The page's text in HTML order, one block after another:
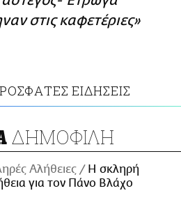
στις καφετέριες»
ΕΙΔΗΣΕΙΣ
ΔΗΜΟΦΙΛΗ
Αλήθειες
H σκληρή
για τον Πάνο Βλάχο